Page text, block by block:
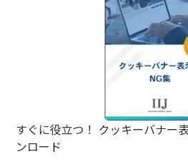
すぐに役立つ！ クッキーバナー
ンロード